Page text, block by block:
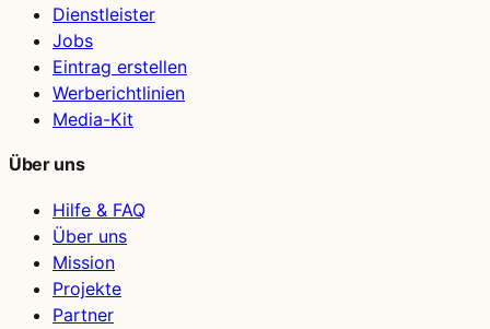
Dienstleister
Jobs
Eintrag erstellen
Werberichtlinien
Media-Kit
Über uns
Hilfe & FAQ
Über uns
Mission
Projekte
Partner